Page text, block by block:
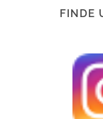
FINDE